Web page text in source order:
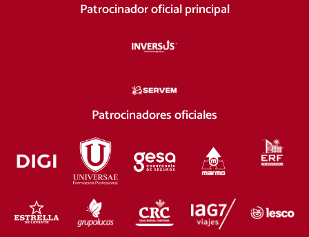
Patrocinador oficial principal
Patrocinadores oficiales